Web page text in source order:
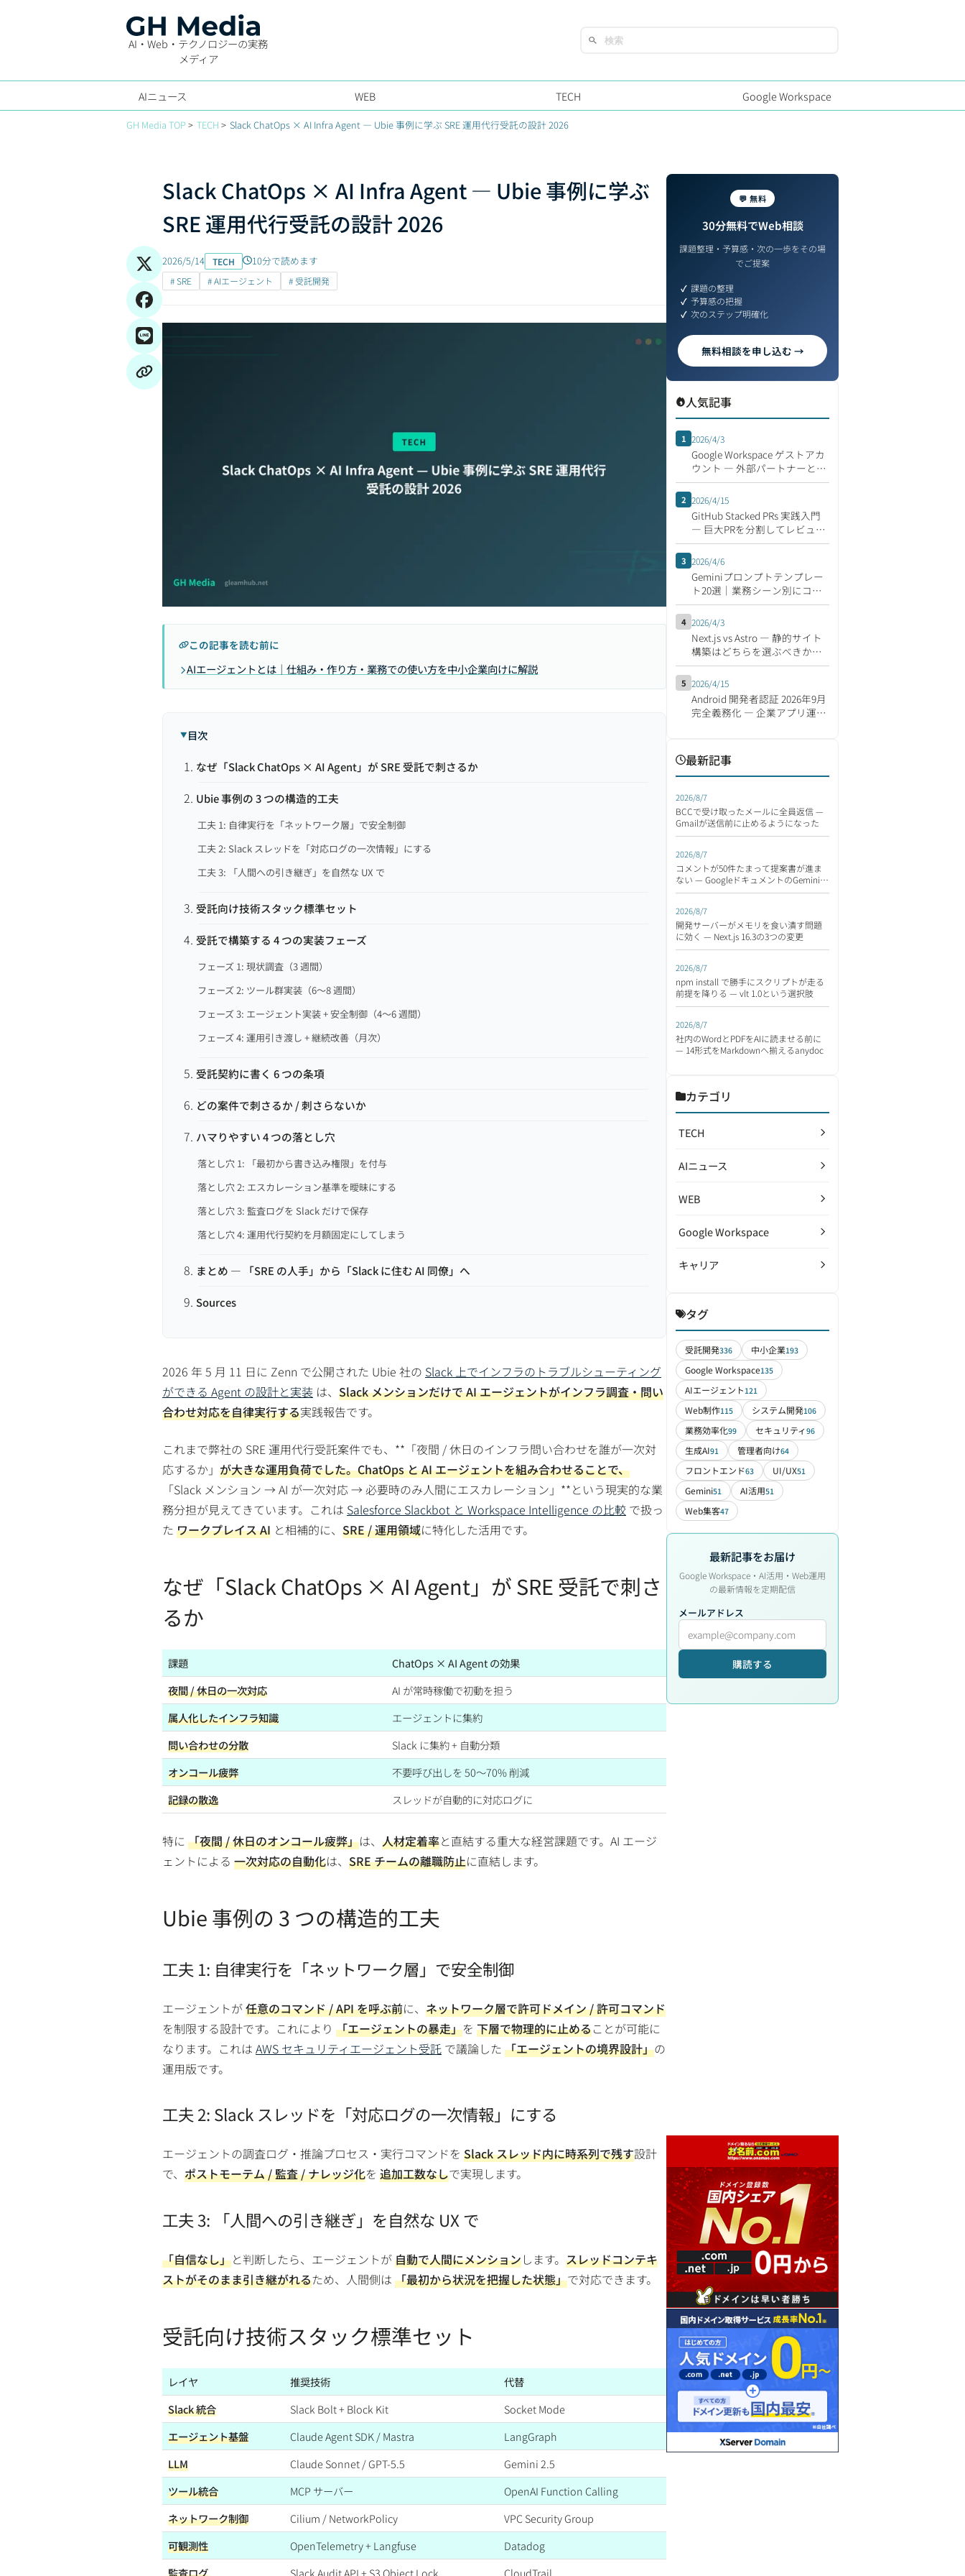
AI・Web・テクノロジーの実務
メディア
AIニュース WEB TECH Google Workspace
GH Media TOP TECH Slack ChatOps × AI Infra Agent — Ubie 事例に学ぶ SRE 運用代行受託の設計 2026
Slack ChatOps × AI Infra Agent — Ubie 事例に学ぶ
SRE 運用代行受託の設計 2026
2026/5/14 TECH 10分で読めます
# SRE # AIエージェント # 受託開発
この記事を読む前に
AIエージェントとは｜仕組み・作り方・業務での使い方を中小企業向けに解説
目次
なぜ「Slack ChatOps × AI Agent」が SRE 受託で刺さるか
Ubie 事例の 3 つの構造的工夫
工夫 1: 自律実行を「ネットワーク層」で安全制御
工夫 2: Slack スレッドを「対応ログの一次情報」にする
工夫 3: 「人間への引き継ぎ」を自然な UX で
受託向け技術スタック標準セット
受託で構築する 4 つの実装フェーズ
フェーズ 1: 現状調査（3 週間）
フェーズ 2: ツール群実装（6〜8 週間）
フェーズ 3: エージェント実装 + 安全制御（4〜6 週間）
フェーズ 4: 運用引き渡し + 継続改善（月次）
受託契約に書く 6 つの条項
どの案件で刺さるか / 刺さらないか
ハマりやすい 4 つの落とし穴
落とし穴 1: 「最初から書き込み権限」を付与
落とし穴 2: エスカレーション基準を曖昧にする
落とし穴 3: 監査ログを Slack だけで保存
落とし穴 4: 運用代行契約を月額固定にしてしまう
まとめ — 「SRE の人手」から「Slack に住む AI 同僚」へ
Sources
2026 年 5 月 11 日に Zenn で公開された Ubie 社の Slack 上でインフラのトラブルシューティング
ができる Agent の設計と実装 は、 Slack メンションだけで AI エージェントがインフラ調査・問い
合わせ対応を自律実行する実践報告です。
これまで弊社の SRE 運用代行受託案件でも、**「夜間 / 休日のインフラ問い合わせを誰が一次対
応するか」 が大きな運用負荷でした。ChatOps と AI エージェントを組み合わせることで、
「Slack メンション → AI が一次対応 → 必要時のみ人間にエスカレーション」**という現実的な業
務分担が見えてきています。これは Salesforce Slackbot と Workspace Intelligence の比較 で扱っ
た ワークプレイス AI と相補的に、 SRE / 運用領域に特化した活用です。
なぜ「Slack ChatOps × AI Agent」が SRE 受託で刺さ
るか
課題
ChatOps × AI Agent の効果
夜間 / 休日の一次対応
AI が常時稼働で初動を担う
属人化したインフラ知識
エージェントに集約
問い合わせの分散
Slack に集約 + 自動分類
オンコール疲弊
不要呼び出しを 50〜70% 削減
記録の散逸
スレッドが自動的に対応ログに
特に 「夜間 / 休日のオンコール疲弊」は、 人材定着率と直結する重大な経営課題です。AI エージ
ェントによる 一次対応の自動化は、 SRE チームの離職防止に直結します。
Ubie 事例の 3 つの構造的工夫
工夫 1: 自律実行を「ネットワーク層」で安全制御
エージェントが任意のコマンド / API を呼ぶ前に、 ネットワーク層で許可ドメイン / 許可コマンド
を制限する設計です。これにより 「エージェントの暴走」を 下層で物理的に止めることが可能に
なります。これは AWS セキュリティエージェント受託 で議論した 「エージェントの境界設計」の
運用版です。
工夫 2: Slack スレッドを「対応ログの一次情報」にする
エージェントの調査ログ・推論プロセス・実行コマンドを Slack スレッド内に時系列で残す設計
で、 ポストモーテム / 監査 / ナレッジ化を 追加工数なしで実現します。
工夫 3: 「人間への引き継ぎ」を自然な UX で
「自信なし」と判断したら、エージェントが自動で人間にメンションします。 スレッドコンテキ
ストがそのまま引き継がれるため、人間側は 「最初から状況を把握した状態」で対応できます。
受託向け技術スタック標準セット
レイヤ 推奨技術
代替
Slack 統合
Slack Bolt + Block Kit
Socket Mode
エージェント基盤
Claude Agent SDK / Mastra
LangGraph
LLM
Claude Sonnet / GPT-5.5
Gemini 2.5
ツール統合
MCP サーバー
OpenAI Function Calling
ネットワーク制御
Cilium / NetworkPolicy
VPC Security Group
可観測性
OpenTelemetry + Langfuse
Datadog
監査ログ
Slack Audit API + S3 Object Lock CloudTrail
💬 無料
30分無料でWeb相談
課題整理・予算感・次の一歩をその場
でご提案
課題の整理
予算感の把握
次のステップ明確化
無料相談を申し込む →
人気記事
1 2026/4/3
Google Workspace ゲストアカ
ウント ― 外部パートナーとの
安全な共同作業
2 2026/4/15
GitHub Stacked PRs 実践入門
― 巨大PRを分割してレビュー
速度を倍にする開発フロー
3 2026/4/6
Geminiプロンプトテンプレー
ト20選｜業務シーン別にコピ
ペで使える集
4 2026/4/3
Next.js vs Astro ― 静的サイト
構築はどちらを選ぶべきか
【2026年版】
5 2026/4/15
Android 開発者認証 2026年9月
完全義務化 ― 企業アプリ運営
最新記事
2026/8/7
BCCで受け取ったメールに全員返信 —
Gmailが送信前に止めるようになった
2026/8/7
コメントが50件たまって提案書が進ま
ない — GoogleドキュメントのGeminiが
読んで返す
2026/8/7
開発サーバーがメモリを食い潰す問題
に効く — Next.js 16.3の3つの変更
2026/8/7
npm install で勝手にスクリプトが走る
前提を降りる — vlt 1.0という選択肢
2026/8/7
社内のWordとPDFをAIに読ませる前に
— 14形式をMarkdownへ揃えるanydoc
カテゴリ
TECH
AIニュース
WEB
Google Workspace
キャリア
タグ
受託開発336 中小企業193
Google Workspace135
AIエージェント 121
Web制作115 システム開発106
業務効率化99 セキュリティ96
生成AI91 管理者向け64
フロントエンド63 UI/UX51
Gemini51 AI活用51
Web集客47
最新記事をお届け
Google Workspace・AI活用・Web運用
の最新情報を定期配信
メールアドレス
購読する